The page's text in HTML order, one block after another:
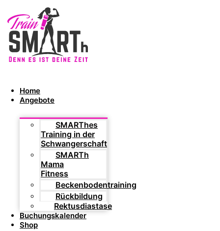
Home
Angebote
SMARThes
Training in der
Schwangerschaft
SMARTh
Mama
Fitness
Beckenbodentraining
Rückbildung
Rektusdiastase
Buchungskalender
Shop